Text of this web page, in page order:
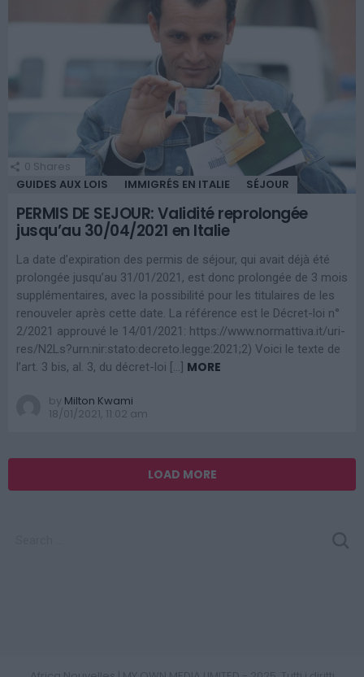
0 Shares
GUIDES AUX LOIS
IMMIGRÉS EN ITALIE SÉJOUR
PERMIS DE SEJOUR: Validité reprolongée
jusqu’au 30/04/2021 en Italie
La date d’expiration des permis de séjour, qui avait déjà été
prolongée jusqu’au 31/01/2021, est donc prolongée de 3 mois
supplémentaires, avec la possibilité pour les titulaires de les
renouveler après cette date. La référence est le Décret-loi n°
2/2021 approuvé le 14/01/2021: https://www.normattiva.it/uri-
res/N2Ls?urn:nir:stato:decreto.legge:2021;2) Voici le texte de
l’art. 3 bis, al. 3, du décret-loi […] MORE
by Milton Kwami
18/01/2021, 11:02 am
LOAD MORE